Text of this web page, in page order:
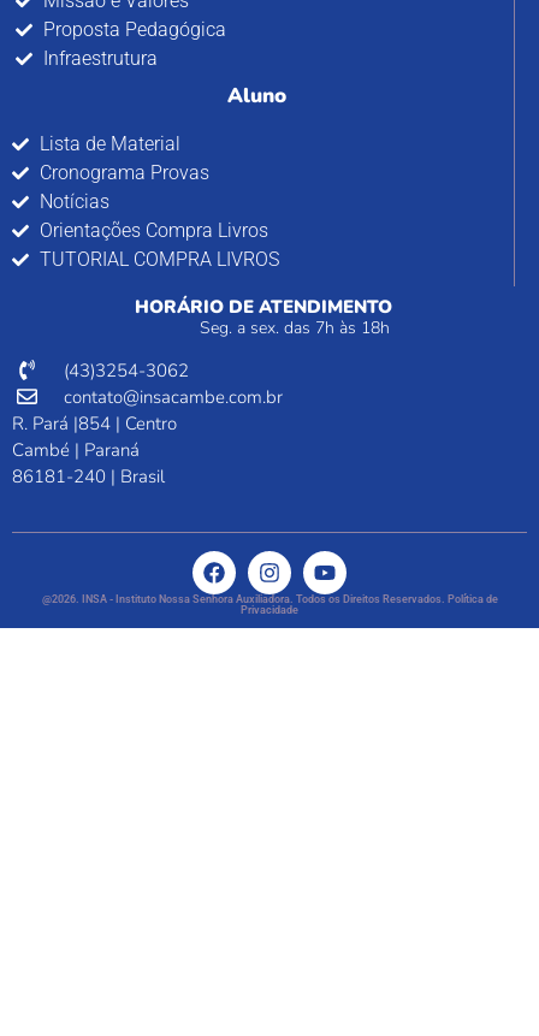
Proposta Pedagógica
Infraestrutura
Aluno
Lista de Material
Cronograma Provas
Notícias
Orientações Compra Livros
TUTORIAL COMPRA LIVROS
HORÁRIO DE ATENDIMENTO
Seg. a sex. das 7h às 18h
(43)3254-3062
contato@insacambe.com.br
R. Pará |854 | Centro
Cambé | Paraná
86181-240 | Brasil
@2026. INSA - Instituto Nossa Senhora Auxiliadora. Todos os Direitos Reservados. Política de
Privacidade